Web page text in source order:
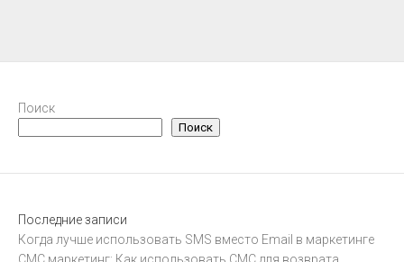
Поиск
Поиск
Последние записи
Когда лучше использовать SMS вместо Email в маркетинге